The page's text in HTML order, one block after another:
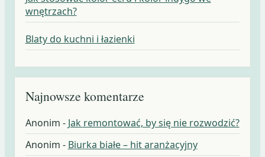
wnętrzach?
Blaty do kuchni i łazienki
Najnowsze komentarze
Anonim - Jak remontować, by się nie rozwodzić?
Anonim - Biurka białe – hit aranżacyjny